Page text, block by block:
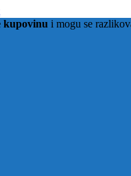
kupovinu i mogu se